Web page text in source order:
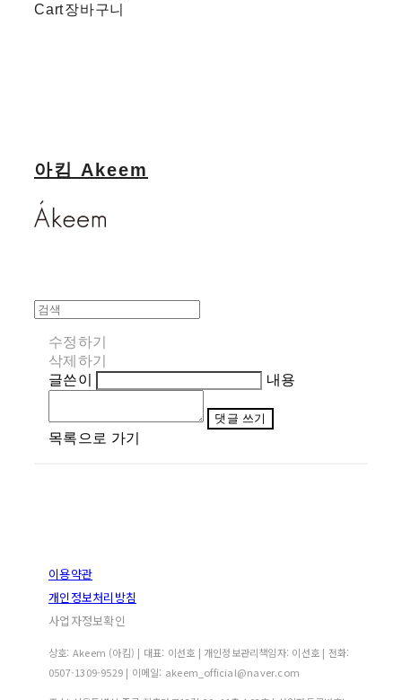
Cart장바구니
아킴 Akeem
수정하기
삭제하기
글쓴이
내용
댓글 쓰기
목록으로 가기
이용약관
개인정보처리방침
사업자정보확인
상호: Akeem (아킴) | 대표: 이선호 | 개인정보관리책임자: 이선호 | 전화:
0507-1309-9529 | 이메일: akeem_official@naver.com